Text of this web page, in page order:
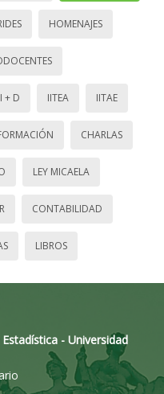
HOMENAJES
I + D IITEA IITAE
CHARLAS
LEY MICAELA
CONTABILIDAD
LIBROS
- Universidad